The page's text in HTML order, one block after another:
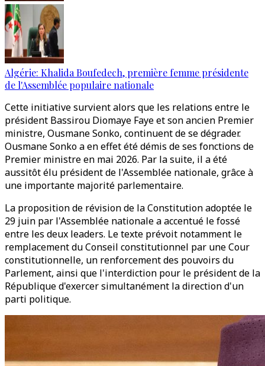
Algérie: Khalida Boufedech, première femme présidente
de l'Assemblée populaire nationale
Cette initiative survient alors que les relations entre le
président Bassirou Diomaye Faye et son ancien Premier
ministre, Ousmane Sonko, continuent de se dégrader.
Ousmane Sonko a en effet été démis de ses fonctions de
Premier ministre en mai 2026. Par la suite, il a été
aussitôt élu président de l'Assemblée nationale, grâce à
une importante majorité parlementaire.
La proposition de révision de la Constitution adoptée le
29 juin par l'Assemblée nationale a accentué le fossé
entre les deux leaders. Le texte prévoit notamment le
remplacement du Conseil constitutionnel par une Cour
constitutionnelle, un renforcement des pouvoirs du
Parlement, ainsi que l'interdiction pour le président de la
République d'exercer simultanément la direction d'un
parti politique.